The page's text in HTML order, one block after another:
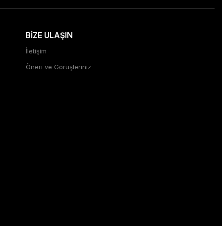
BİZE ULAŞIN
İletişim
Öneri ve Görüşleriniz